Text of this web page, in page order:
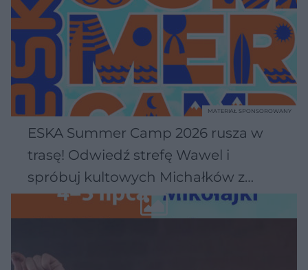
ESKA Summer Camp 2026 rusza w
trasę! Odwiedź strefę Wawel i
spróbuj kultowych Michałków z
Wawelu
MATERIAŁ SPONSOROWANY